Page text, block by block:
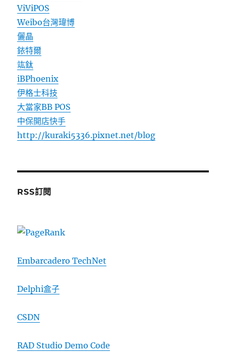
ViViPOS
Weibo台灣瑋博
儷晶
銥特爾
竑鈦
iBPhoenix
伊格士科技
大當家BB POS
中保開店快手
http://kuraki5336.pixnet.net/blog
RSS訂閱
Embarcadero TechNet
Delphi盒子
CSDN
RAD Studio Demo Code